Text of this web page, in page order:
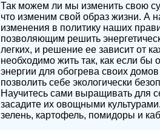
Так можем ли мы изменить свою
что изменим свой образ жизни. А
изменения в политику наших
позволяющим решить
легких, и решение ее зависит от
необходимо жить так, как если
энергии для обогрева своих
позволить себе экологически
Научитесь сами выращивать для
засадите их овощными
зелень, картофель, помидоры и